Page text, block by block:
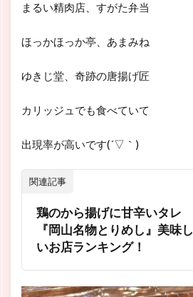
まるい精肉店、すがた弁当
ほっかほっか亭、あまみね
ゆきじ堂、奇跡の唐揚げ匠
カリッジュでも食べていて
出現率が高いです(´▽｀)
関連記事
鶏のから揚げに甘辛いタレ
『岡山名物とりめし』美味し
いお店ランキング！